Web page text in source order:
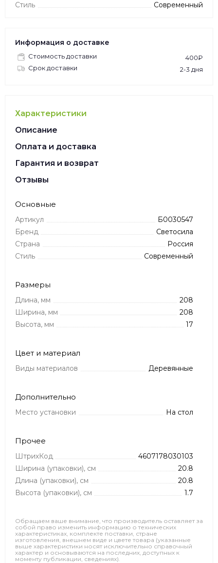
Стиль
Современный
Информация о доставке
Стоимость доставки
400₽
Срок доставки
2-3 дня
Характеристики
Описание
Оплата и доставка
Гарантия и возврат
Отзывы
Основные
Артикул
Б0030547
Бренд
Светосила
Страна
Россия
Стиль
Современный
Размеры
Длина, мм
208
Ширина, мм
208
Высота, мм
17
Цвет и материал
Виды материалов Деревянные
Дополнительно
Место установки На стол
Прочее
ШтрихКод
4607178030103
Ширина (упаковки), см
20.8
Длина (упаковки), см
20.8
Высота (упаковки), см
1.7
Обращаем ваше внимание, что производитель оставляет за
собой право изменить информацию о технических
характеристиках, комплекте поставки, стране
изготовления, внешнем виде и цвете товара (указанные
выше характеристики носят исключительно справочный
характер и основываются на последних, доступных к
моменту публикации, сведениях).